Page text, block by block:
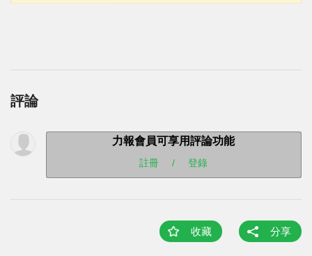
評論
力報會員可享用評論功能
註冊 / 登錄
收藏 分享